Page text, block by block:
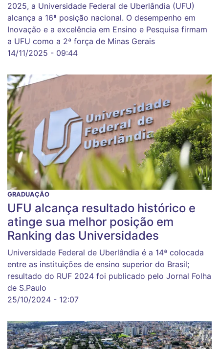
2025, a Universidade Federal de Uberlândia (UFU)
alcança a 16ª posição nacional. O desempenho em
Inovação e a excelência em Ensino e Pesquisa firmam
a UFU como a 2ª força de Minas Gerais
14/11/2025 - 09:44
GRADUAÇÃO
UFU alcança resultado histórico e
atinge sua melhor posição em
Ranking das Universidades
Universidade Federal de Uberlândia é a 14ª colocada
entre as instituições de ensino superior do Brasil;
resultado do RUF 2024 foi publicado pelo Jornal Folha
de S.Paulo
25/10/2024 - 12:07